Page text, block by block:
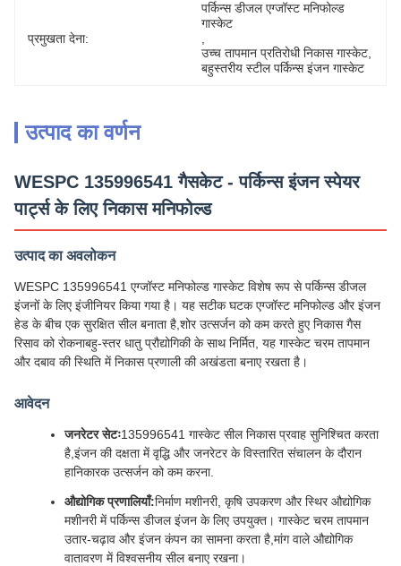
प्रमुखता देना:
पर्किन्स डीजल एग्जॉस्ट मनिफोल्ड
गास्केट
उच्च तापमान प्रतिरोधी निकास गास्केट
बहुस्तरीय स्टील पर्किन्स इंजन गास्केट
उत्पाद का वर्णन
WESPC 135996541 गैसकेट - पर्किन्स इंजन स्पेयर
पार्ट्स के लिए निकास मनिफोल्ड
उत्पाद का अवलोकन
WESPC 135996541 एग्जॉस्ट मनिफोल्ड गास्केट विशेष रूप से पर्किन्स डीजल
इंजनों के लिए इंजीनियर किया गया है। यह सटीक घटक एग्जॉस्ट मनिफोल्ड और इंजन
हेड के बीच एक सुरक्षित सील बनाता है,शोर उत्सर्जन को कम करते हुए निकास गैस
रिसाव को रोकनाबहु-स्तर धातु प्रौद्योगिकी के साथ निर्मित, यह गास्केट चरम तापमान
और दबाव की स्थिति में निकास प्रणाली की अखंडता बनाए रखता है।
आवेदन
जनरेटर सेटः135996541 गास्केट सील निकास प्रवाह सुनिश्चित करता
है,इंजन की दक्षता में वृद्धि और जनरेटर के विस्तारित संचालन के दौरान
हानिकारक उत्सर्जन को कम करना.
औद्योगिक प्रणालियाँ:निर्माण मशीनरी, कृषि उपकरण और स्थिर औद्योगिक
मशीनरी में पर्किन्स डीजल इंजन के लिए उपयुक्त। गास्केट चरम तापमान
उतार-चढ़ाव और इंजन कंपन का सामना करता है,मांग वाले औद्योगिक
वातावरण में विश्वसनीय सील बनाए रखना।